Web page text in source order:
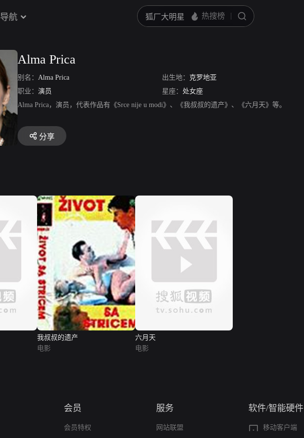
导航
Alma Prica
别名： Alma Prica 出生地： 克罗地亚
职业： 演员 星座： 处女座
Alma Prica，演员，代表作品有《Srce nije u modi》、《我叔叔的遗产》、《六月天》等。
分享
我叔叔的遗产
电影
六月天
电影
会员
会员特权
服务
网站联盟
软件/智能硬件
移动客户端